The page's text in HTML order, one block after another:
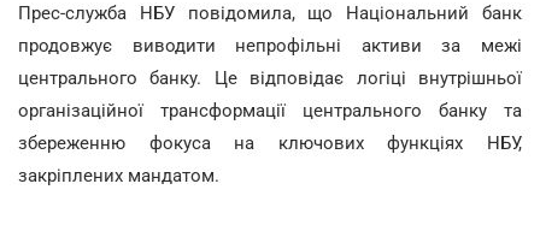
Прес-служба НБУ повідомила, що Національний банк
продовжує виводити непрофільні активи за межі
центрального банку. Це відповідає логіці внутрішньої
організаційної трансформації центрального банку та
збереженню фокуса на ключових функціях НБУ,
закріплених мандатом.